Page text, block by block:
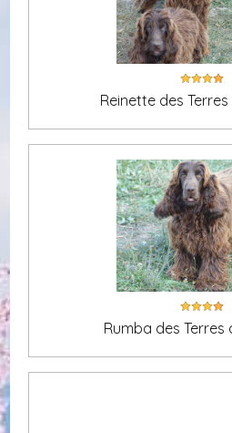
Reinette des
Rumba des Terres